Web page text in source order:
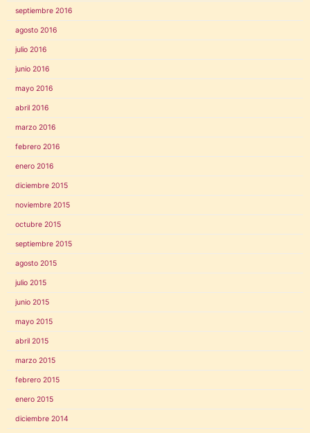
septiembre 2016
agosto 2016
julio 2016
junio 2016
mayo 2016
abril 2016
marzo 2016
febrero 2016
enero 2016
diciembre 2015
noviembre 2015
octubre 2015
septiembre 2015
agosto 2015
julio 2015
junio 2015
mayo 2015
abril 2015
marzo 2015
febrero 2015
enero 2015
diciembre 2014